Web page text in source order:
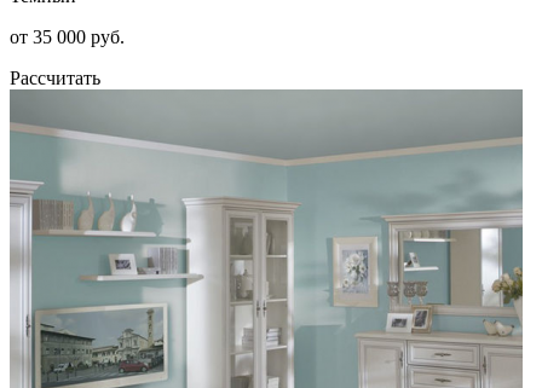
от 35 000 руб.
Рассчитать